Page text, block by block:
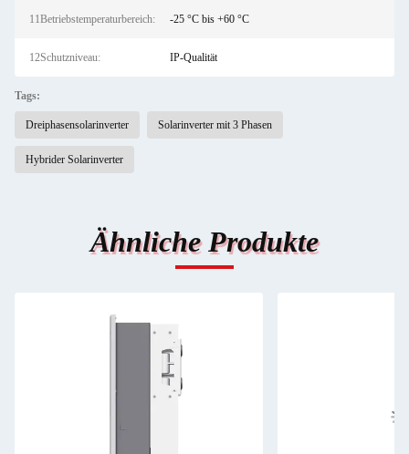
11Betriebstemperaturbereich: -25 °C bis +60 °C
12Schutzniveau: IP-Qualität
Tags:
Dreiphasensolarinverter Solarinverter mit 3 Phasen
Hybrider Solarinverter
Ähnliche Produkte